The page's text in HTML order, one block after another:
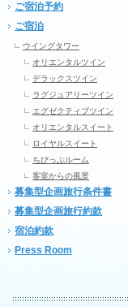
ご宿泊予約
ご宿泊
ウイングタワー
オリエンタルツイン
デラックスツイン
ラグジュアリーツイン
エグゼクティブツイン
オリエンタルスイート
ロイヤルスイート
ちびっぷルーム
客室からの風景
募集型企画旅行条件書
募集型企画旅行約款
宿泊約款
Press Room